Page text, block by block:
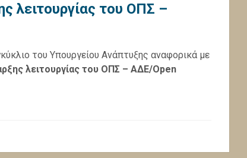
λειτουργίας του ΟΠΣ –
του Υπουργείου Ανάπτυξης αναφορικά με
λειτουργίας του ΟΠΣ – ΑΔΕ/Open